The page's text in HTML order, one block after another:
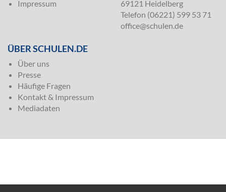
Impressum
69121 Heidelberg
Telefon (06221) 599 53 71
office@schulen.de
ÜBER SCHULEN.DE
Über uns
Presse
Häufige Fragen
Kontakt & Impressum
Mediadaten